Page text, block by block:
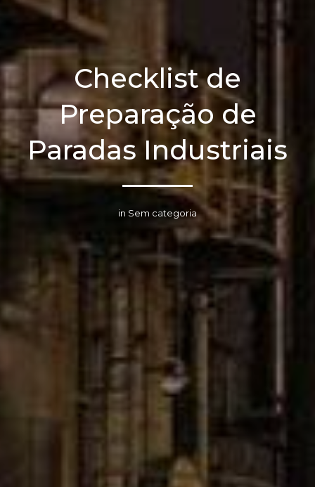
Checklist de
Preparação de
Paradas Industriais
in Sem categoria